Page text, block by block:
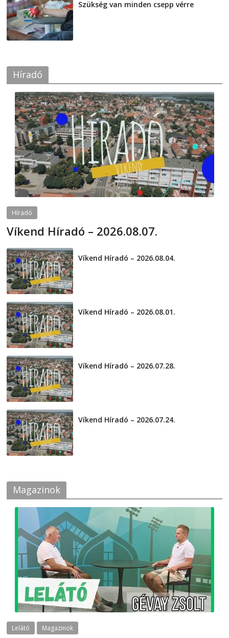
Szükség van minden csepp vérre
Híradó
Híradó
Víkend Híradó – 2026.08.07.
Víkend Híradó – 2026.08.04.
Víkend Híradó – 2026.08.01.
Víkend Híradó – 2026.07.28.
Víkend Híradó – 2026.07.24.
Magazinok
Lelátó Magazinok